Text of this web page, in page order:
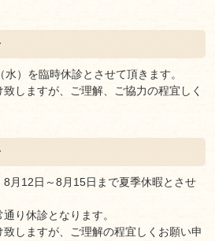
）を臨時休診とさせて頂きます。
しますが、ご理解、ご協力の程宜しく
月12日～8月15日まで夏季休暇とさせ
り休診となります。
しますが、ご理解の程宜しくお願い申